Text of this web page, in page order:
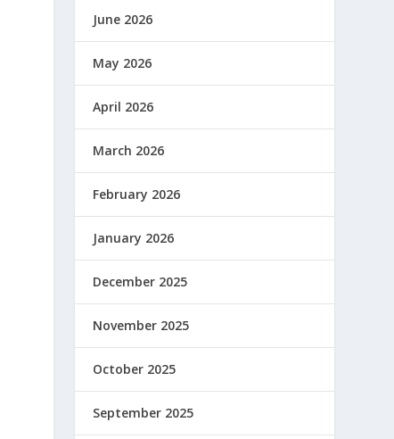
June 2026
May 2026
April 2026
March 2026
February 2026
January 2026
December 2025
November 2025
October 2025
September 2025